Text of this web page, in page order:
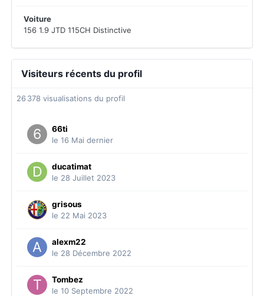
Voiture
156 1.9 JTD 115CH Distinctive
Visiteurs récents du profil
26 378 visualisations du profil
66ti
le 16 Mai dernier
ducatimat
le 28 Juillet 2023
grisous
le 22 Mai 2023
alexm22
le 28 Décembre 2022
Tombez
le 10 Septembre 2022